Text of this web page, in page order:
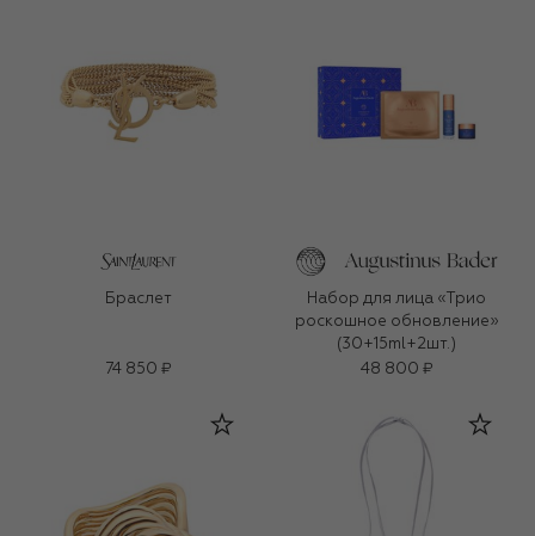
Браслет
74 850 ₽
Набор для лица «Трио
роскошное обновление»
(30+15ml+2шт.)
48 800 ₽